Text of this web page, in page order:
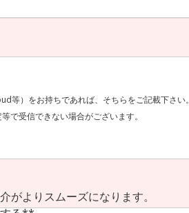
等）をお持ちであれば、そちらをご記載下さい。
い場合がございます。
がよりスムーズになります。